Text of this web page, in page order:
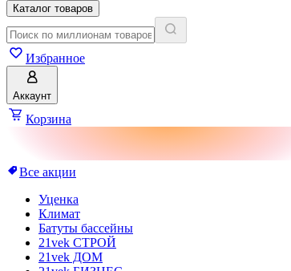
Каталог товаров
Избранное
Аккаунт
Корзина
Все акции
Уценка
Климат
Батуты бассейны
21vek СТРОЙ
21vek ДОМ